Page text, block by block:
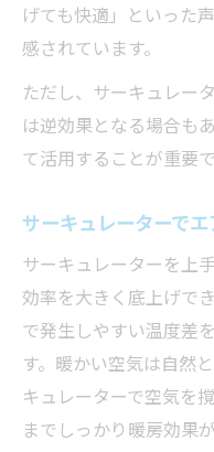
げても快適」といった
感されています。
ただし、サーキュレー
は逆効果となる場合も
て活用することが重要で
サーキュレーターで
サーキュレーターを上
効率を大きく底上げで
で発生しやすい温度差
す。暖かい空気は自然
キュレーターで空気を
までしっかり暖房効果